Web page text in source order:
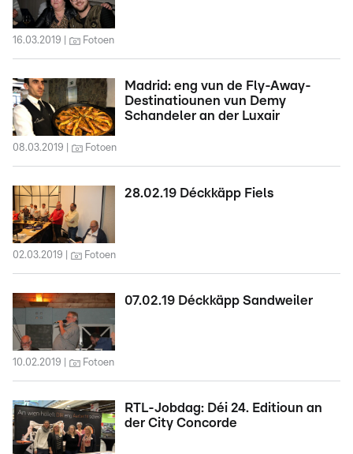
16.03.2019 Fotoen
Madrid: eng vun de Fly-Away-
Destinatiounen vun Demy
Schandeler an der Luxair
08.03.2019 Fotoen
28.02.19 Déckkäpp Fiels
02.03.2019 Fotoen
07.02.19 Déckkäpp Sandweiler
10.02.2019 Fotoen
RTL-Jobdag: Déi 24. Editioun an
der City Concorde